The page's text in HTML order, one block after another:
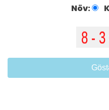
Növ: